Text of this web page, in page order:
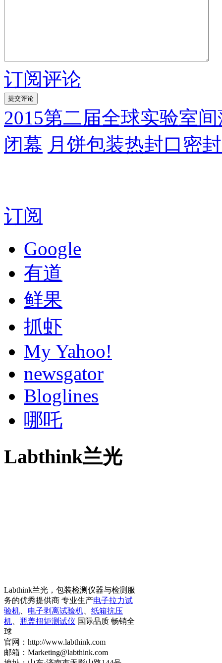
订阅评论
2015第二届全球实验室
闭幕 月饼包装热封口密
订阅
Google
有道
鲜果
抓虾
My Yahoo!
newsgator
Bloglines
哪吒
Labthink兰光
Labthink兰光，包装检测仪器与检测服
务的优秀提供商 专业生产电子拉力试
验机
电子剥离试验机
纸箱抗压
机
瓶盖扭矩测试仪 国际品质 畅销全
球
官网：http://www.labthink.com
邮箱：Marketing@labthink.com